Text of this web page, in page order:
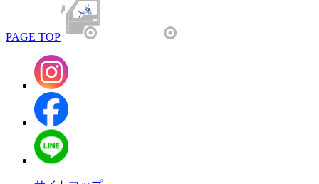
PAGE TOP